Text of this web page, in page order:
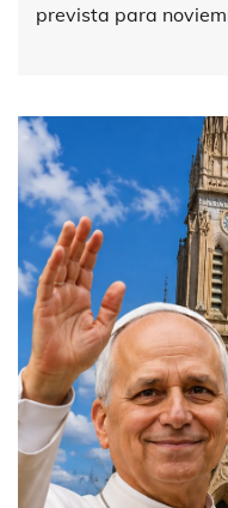
prevista para